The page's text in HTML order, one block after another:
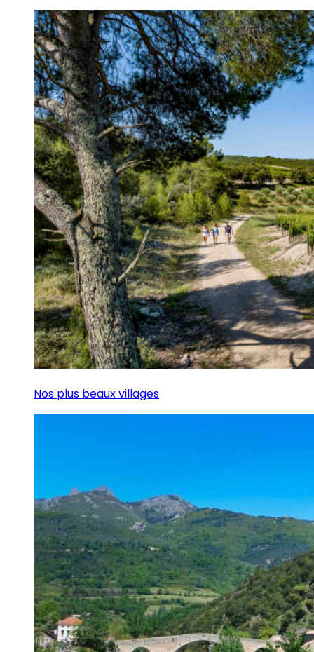
Nos plus beaux villages